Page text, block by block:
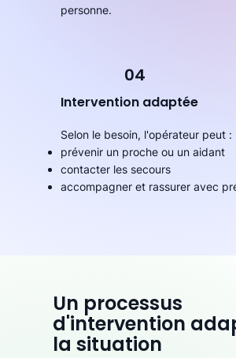
personne.
04
Intervention adaptée
Selon le besoin, l'opérateur peut :
prévenir un proche ou un aidant
contacter les secours
accompagner et rassurer avec
Un processus
d'intervention
la situation